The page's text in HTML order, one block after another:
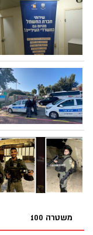
משטרה 100